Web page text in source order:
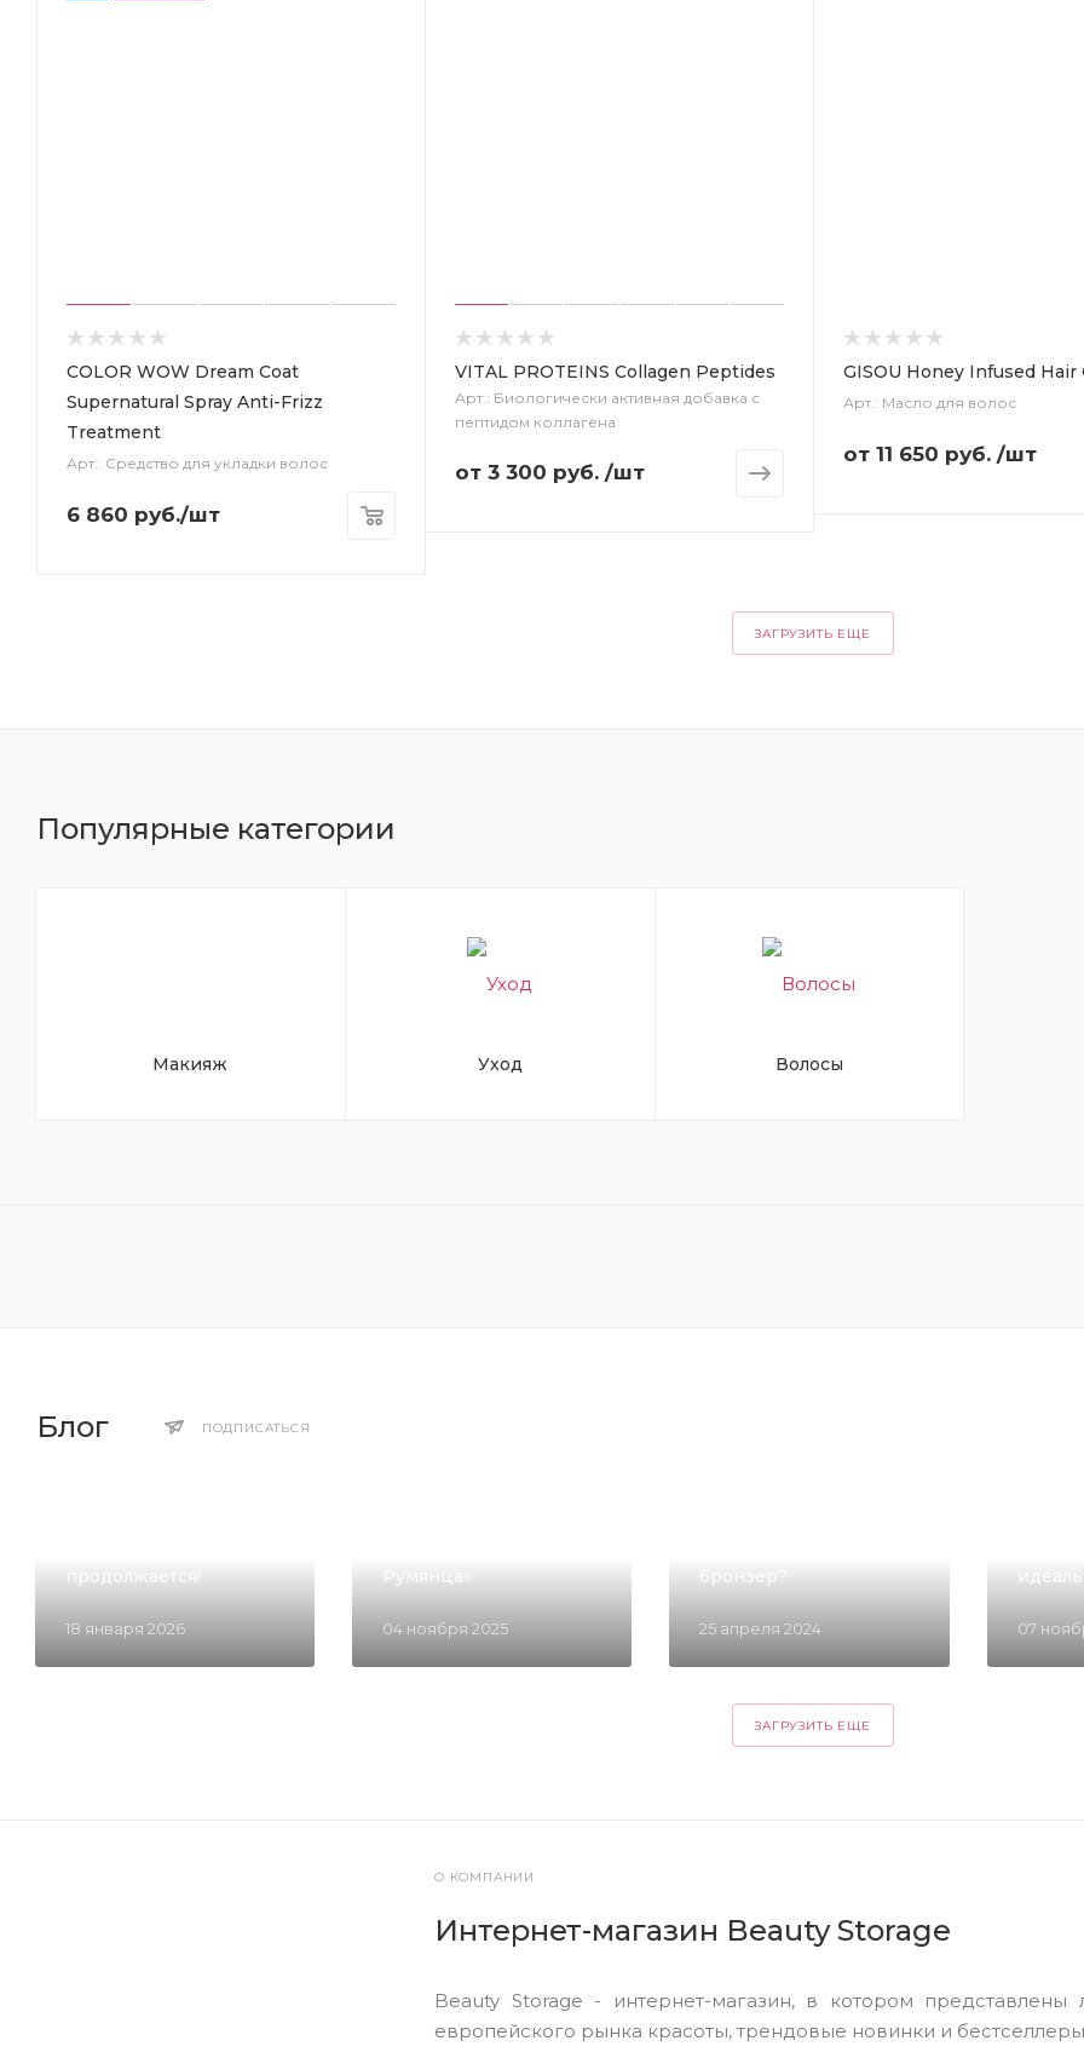
COLOR WOW Dream Coat
Supernatural Spray Anti-Frizz
Treatment
Арт.: Средство для укладки волос
6 860 руб./шт
VITAL PROTEINS Collagen Peptides
Арт.: Биологически активная добавка с
пептидом коллагена
от 3 300 руб. /шт
GISOU Honey Infused Hair
Арт.: Масло для волос
от 11 650 руб. /шт
ЗАГРУЗИТЬ ЕЩЕ
Популярные категории
Макияж Уход Волосы
Блог ПОДПИСАТЬСЯ
18 января 2026
продолжается!
04 ноября 2025
Румянца»
25 апреля 2024
бронзер?
07
ЗАГРУЗИТЬ ЕЩЕ
О КОМПАНИИ
Интернет-магазин Beauty Storage
Beauty Storage - интернет-магазин, в котором
европейского рынка красоты, трендовые новинки и